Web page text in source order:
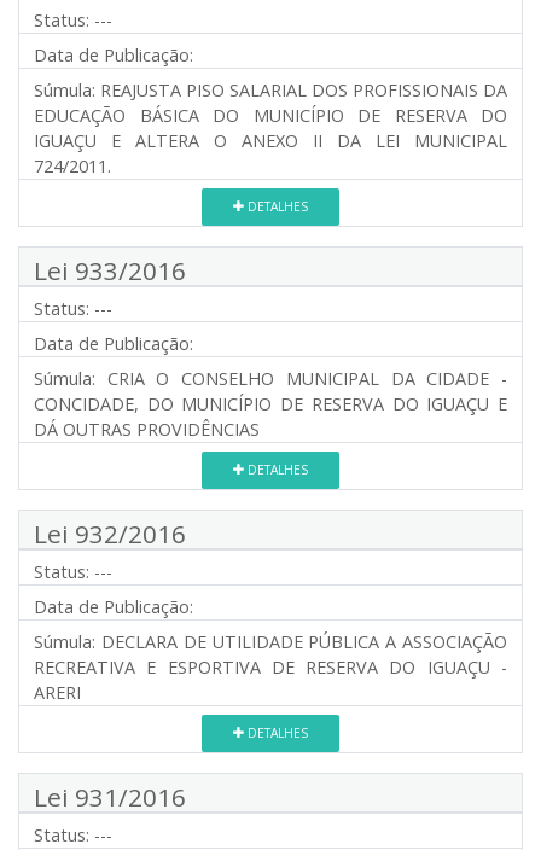
Status: ---
Data de Publicação:
Súmula: REAJUSTA PISO SALARIAL DOS PROFISSIONAIS DA
EDUCAÇÃO BÁSICA DO MUNICÍPIO DE RESERVA DO
IGUAÇU E ALTERA O ANEXO II DA LEI MUNICIPAL
724/2011.
DETALHES
Lei 933/2016
Status: ---
Data de Publicação:
Súmula: CRIA O CONSELHO MUNICIPAL DA CIDADE -
CONCIDADE, DO MUNICÍPIO DE RESERVA DO IGUAÇU E
DÁ OUTRAS PROVIDÊNCIAS
DETALHES
Lei 932/2016
Status: ---
Data de Publicação:
Súmula: DECLARA DE UTILIDADE PÚBLICA A ASSOCIAÇÃO
RECREATIVA E ESPORTIVA DE RESERVA DO IGUAÇU -
ARERI
DETALHES
Lei 931/2016
Status: ---